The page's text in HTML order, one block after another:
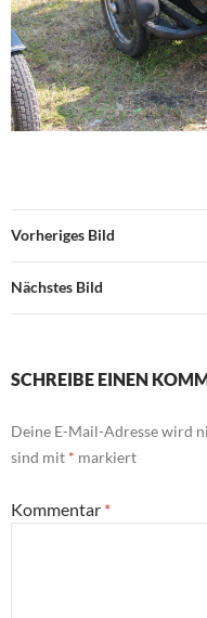
Vorheriges Bild
Nächstes Bild
SCHREIBE EINEN
Deine E-Mail-Adresse wird
sind mit * markiert
Kommentar *